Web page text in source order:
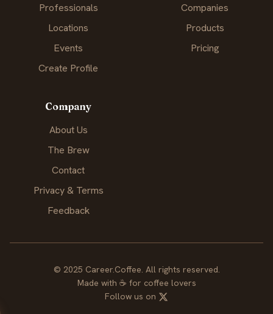
Professionals
Locations
Events
Create Profile
Companies
Products
Pricing
Company
About Us
The Brew
Contact
Privacy & Terms
Feedback
© 2025 Career.Coffee. All rights reserved.
Made with ☕ for coffee lovers
Follow us on